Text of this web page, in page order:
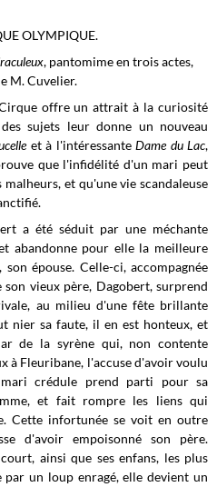
OLYMPIQUE.
, pantomime en trois actes,
M. Cuvelier.
offre un attrait à la curiosité
sujets leur donne un nouveau
et à l'intéressante Dame du Lac,
que l'infidélité d'un mari peut
et qu'une vie scandaleuse
a été séduit par une méchante
abandonne pour elle la meilleure
épouse. Celle-ci, accompagnée
son vieux père, Dagobert, surprend
au milieu d'une fête brillante
nier sa faute, il en est honteux, et
de la syrène qui, non contente
à Fleuribane, l'accuse d'avoir voulu
crédule prend parti pour sa
et fait rompre les liens qui
Cette infortunée se voit en outre
d'avoir empoisonné son père.
ainsi que ses enfans, les plus
par un loup enragé, elle devient un